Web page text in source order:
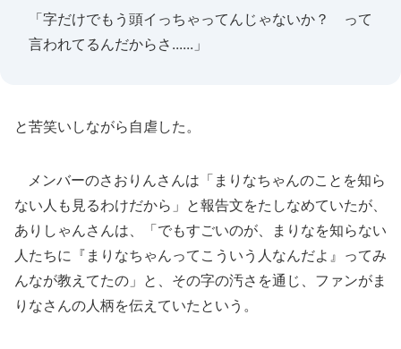
「字だけでもう頭イっちゃってんじゃないか？ って
言われてるんだからさ......」
と苦笑いしながら自虐した。
メンバーのさおりんさんは「まりなちゃんのことを知ら
ない人も見るわけだから」と報告文をたしなめていたが、
ありしゃんさんは、「でもすごいのが、まりなを知らない
人たちに『まりなちゃんってこういう人なんだよ』ってみ
んなが教えてたの」と、その字の汚さを通じ、ファンがま
りなさんの人柄を伝えていたという。